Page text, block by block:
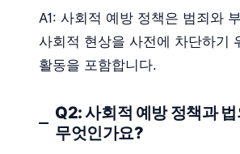
A1: 사회적 예방 정책은 범죄와
사회적 현상을 사전에 차단하기
활동을 포함합니다.
Q2: 사회적 예방 정책과
무엇인가요?